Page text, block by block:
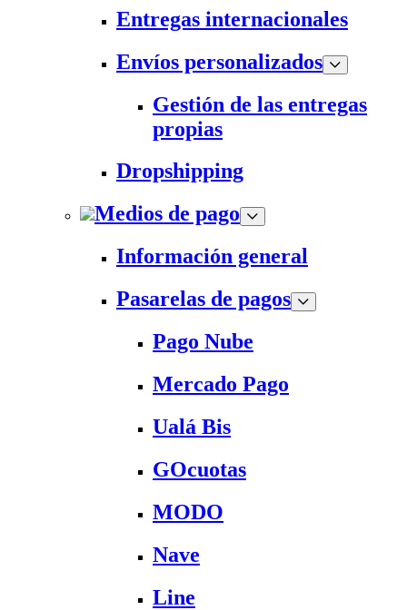
Entregas internacionales
Envíos personalizados
Gestión de las entregas
propias
Dropshipping
Medios de pago
Información general
Pasarelas de pagos
Pago Nube
Mercado Pago
Ualá Bis
GOcuotas
MODO
Nave
Line